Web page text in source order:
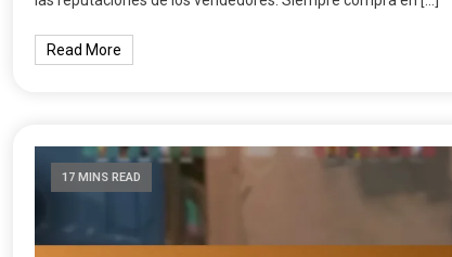
Read More
17 MINS READ